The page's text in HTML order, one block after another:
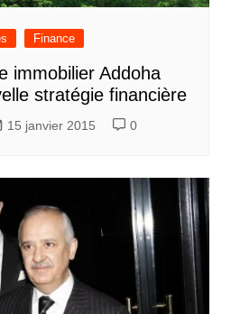
Finance
immobilier Addoha
stratégie financière
15 janvier 2015 0